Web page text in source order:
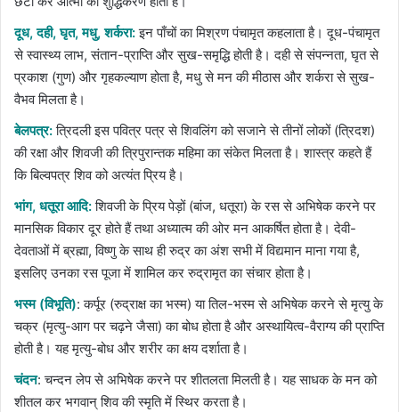
दूध, दही, घृत, मधु, शर्करा:इन पाँचों का मिश्रण पंचामृत कहलाता है। दूध-पंचामृत
से स्वास्थ्य लाभ, संतान-प्राप्ति और सुख-समृद्धि होती है। दही से संपन्नता, घृत से
प्रकाश (गुण) और गृहकल्याण होता है, मधु से मन की मीठास और शर्करा से सुख-
वैभव मिलता है।
बेलपत्र: त्रिदली इस पवित्र पत्र से शिवलिंग को सजाने से तीनों लोकों (त्रिदश)
की रक्षा और शिवजी की त्रिपुरान्तक महिमा का संकेत मिलता है। शास्त्र कहते हैं
कि बिल्वपत्र शिव को अत्यंत प्रिय है।
भांग, धतूरा आदि:शिवजी के प्रिय पेड़ों (बांज, धतूरा) के रस से अभिषेक करने पर
मानसिक विकार दूर होते हैं तथा अध्यात्म की ओर मन आकर्षित होता है। देवी-
देवताओं में ब्रह्मा, विष्णु के साथ ही रुद्र का अंश सभी में विद्यमान माना गया है,
इसलिए उनका रस पूजा में शामिल कर रुद्रामृत का संचार होता है।
भस्म (विभूति): कर्पूर (रुद्राक्ष का भस्म) या तिल-भस्म से अभिषेक करने से मृत्यु के
चक्र (मृत्यु-आग पर चढ़ने जैसा) का बोध होता है और अस्थायित्व-वैराग्य की प्राप्ति
होती है। यह मृत्यु-बोध और शरीर का क्षय दर्शाता है।
चंदन: चन्दन लेप से अभिषेक करने पर शीतलता मिलती है। यह साधक के मन को
शीतल कर भगवान् शिव की स्मृति में स्थिर करता है।